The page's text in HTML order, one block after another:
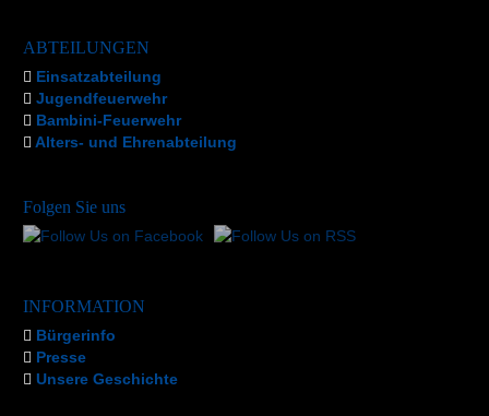
ABTEILUNGEN
Einsatzabteilung
Jugendfeuerwehr
Bambini-Feuerwehr
Alters- und Ehrenabteilung
Folgen Sie uns
INFORMATION
Bürgerinfo
Presse
Unsere Geschichte